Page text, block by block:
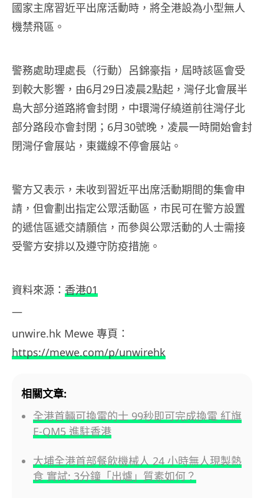
國家主席習近平出席活動時，將全港設為小型無人
機禁飛區。
警務處助理處長（行動）呂錦豪指，屆時該區會受
到較大影響，由6月29日凌晨2點起，灣仔北會展半
島大部分道路將會封閉，中環灣仔繞道前往灣仔北
部分路段亦會封閉；6月30號晚，凌晨一時開始會封
閉灣仔會展站，東鐵線不停會展站。
警方又表示，未收到習近平出席活動期間的集會申
請，但會劃出指定公眾活動區，市民可在警方設置
的遞信區遞交請願信，而參與公眾活動的人士需接
受警方安排以及遵守防疫措施。
資料來源： 香港01
—
unwire.hk Mewe 專頁：
https://mewe.com/p/unwirehk
相關文章:
全港首輛可換電的士 99秒即可完成換電 紅旗
E-QM5 進駐香港
大埔全港首部餐飲機械人 24 小時無人現製熱
食 實試: 3分鐘「出爐」質素如何？